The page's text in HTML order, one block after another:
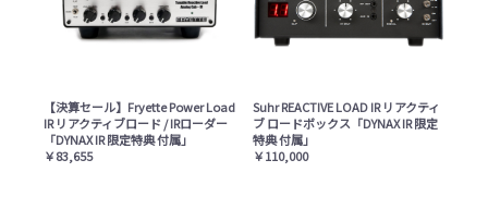
【決算セール】Fryette Power Load
IR リアクティブロード / IRローダー
「DYNAX IR 限定特典 付属」
￥83,655
Suhr REACTIVE LOAD IR リアクティ
ブ ロードボックス「DYNAX IR 限定
特典 付属」
￥110,000